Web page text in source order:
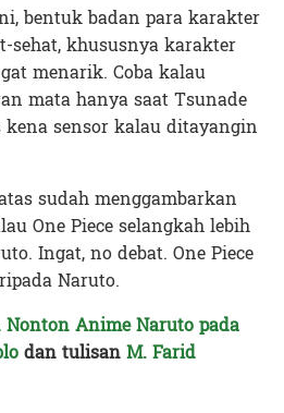
bentuk badan para karakter
sehat, khususnya karakter
menarik. Coba kalau
mata hanya saat Tsunade
sensor kalau ditayangin
sudah menggambarkan
One Piece selangkah lebih
Ingat, no debat. One Piece
Naruto.
Nonton Anime Naruto pada
dan tulisanM. Farid